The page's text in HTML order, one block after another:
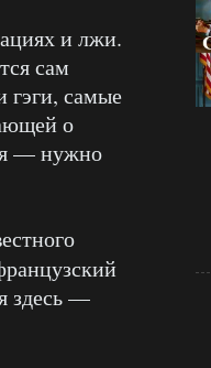
и лжи.
сам
гэги, самые
о
— нужно
здесь —